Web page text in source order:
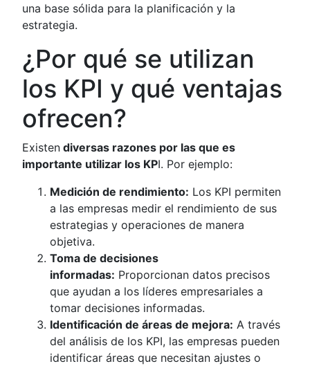
una base sólida para la planificación y la
estrategia.
¿Por qué se utilizan
los KPI y qué ventajas
ofrecen?
Existen diversas razones por las que es
importante utilizar los KPI. Por ejemplo:
Medición de rendimiento: Los KPI permiten
a las empresas medir el rendimiento de sus
estrategias y operaciones de manera
objetiva.
Toma de decisiones
informadas: Proporcionan datos precisos
que ayudan a los líderes empresariales a
tomar decisiones informadas.
Identificación de áreas de mejora: A través
del análisis de los KPI, las empresas pueden
identificar áreas que necesitan ajustes o